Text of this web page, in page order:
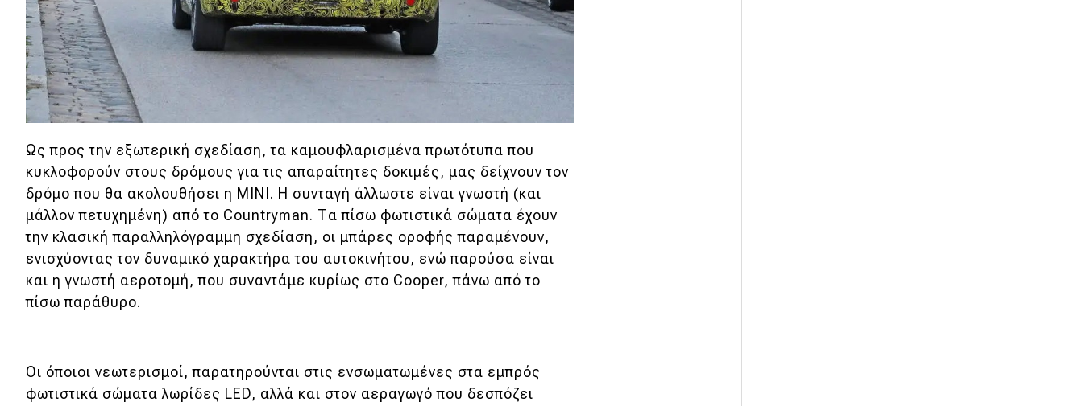
Mobility
Σταθμοί φόρτισης
Classic
Παρουσιάσεις
DRIVE Away
MOTO
Μεταχειρισμένο
Συμβουλές
Ως προς την εξωτερική σχεδίαση, τα καμουφλαρισμένα πρωτότυπα που
κυκλοφορούν στους δρόμους για τις απαραίτητες δοκιμές, μας δείχνουν τον
δρόμο που θα ακολουθήσει η MINI. H συνταγή άλλωστε είναι γνωστή (και
μάλλον πετυχημένη) από το Countryman. Τα πίσω φωτιστικά σώματα έχουν
την κλασική παραλληλόγραμμη σχεδίαση, οι μπάρες οροφής παραμένουν,
ενισχύοντας τον δυναμικό χαρακτήρα του αυτοκινήτου, ενώ παρούσα είναι
και η γνωστή αεροτομή, που συναντάμε κυρίως στο Cooper, πάνω από το
πίσω παράθυρο.
Οι όποιοι νεωτερισμοί, παρατηρούνται στις ενσωματωμένες στα εμπρός
φωτιστικά σώματα λωρίδες LED, αλλά και στον αεραγωγό που δεσπόζει